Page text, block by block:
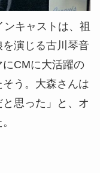
ンキャストは、祖
演じる古川琴音
CMに大活躍の
う。大森さんは
と思った」と、オ